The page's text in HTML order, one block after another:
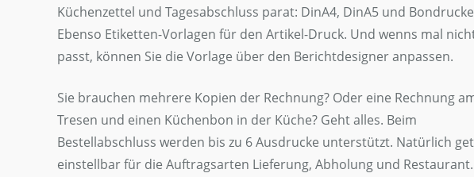
Küchenzettel und Tagesabschluss parat: DinA4, DinA5 und
Ebenso Etiketten-Vorlagen für den Artikel-Druck. Und wenns mal
passt, können Sie die Vorlage über den Berichtdesigner anpassen.
Sie brauchen mehrere Kopien der Rechnung? Oder eine Rechnung
Tresen und einen Küchenbon in der Küche? Geht alles. Beim
Bestellabschluss werden bis zu 6 Ausdrucke unterstützt. Natürlich
einstellbar für die Auftragsarten Lieferung, Abholung und Restaurant.